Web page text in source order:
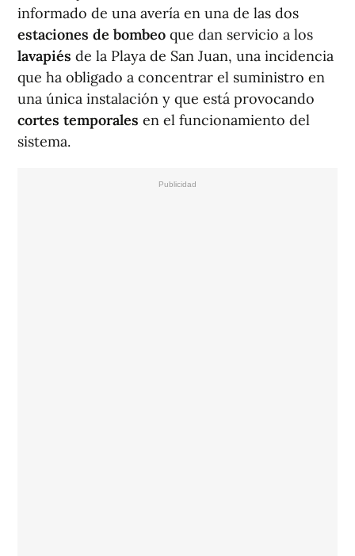
informado de una avería en una de las dos
estaciones de bombeo que dan servicio a los
lavapiés de la Playa de San Juan, una incidencia
que ha obligado a concentrar el suministro en
una única instalación y que está provocando
cortes temporales en el funcionamiento del
sistema.